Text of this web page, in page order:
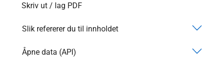
Skriv ut / lag PDF
Slik refererer du til innholdet
Åpne data (API)